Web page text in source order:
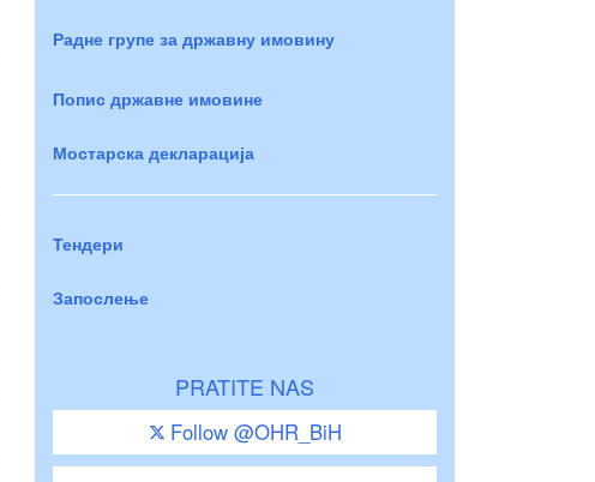
Радне групе за државну имовину
Попис државне имовине
Мостарска декларација
Тендери
Запослење
PRATITE NAS
Follow @OHR_BiH